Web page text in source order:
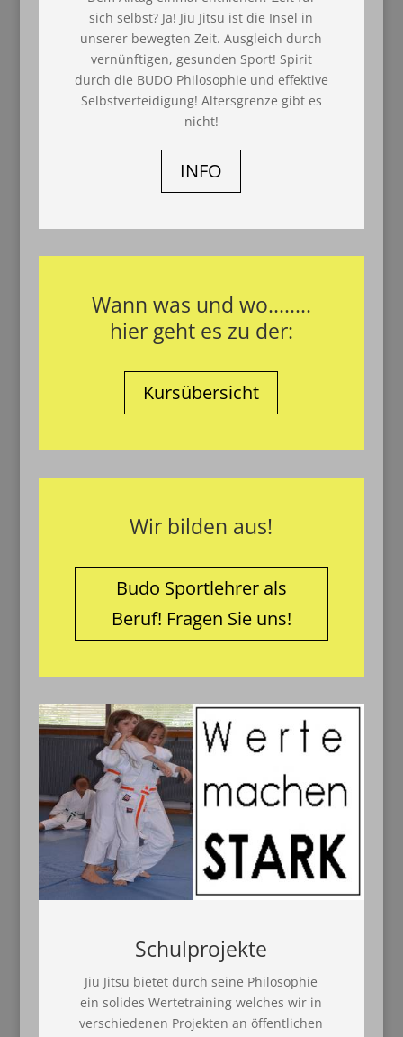
sich selbst? Ja! Jiu Jitsu ist die Insel in
unserer bewegten Zeit. Ausgleich durch
vernünftigen, gesunden Sport! Spirit
durch die BUDO Philosophie und effektive
Selbstverteidigung! Altersgrenze gibt es
nicht!
INFO
Wann was und wo........
hier geht es zu der:
Kursübersicht
Wir bilden aus!
Budo Sportlehrer als
Beruf! Fragen Sie uns!
Schulprojekte
Jiu Jitsu bietet durch seine Philosophie
ein solides Wertetraining welches wir in
verschiedenen Projekten an öffentlichen